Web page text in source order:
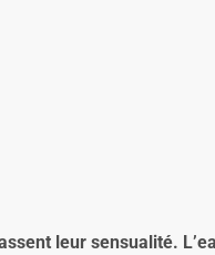
leur sensualité.